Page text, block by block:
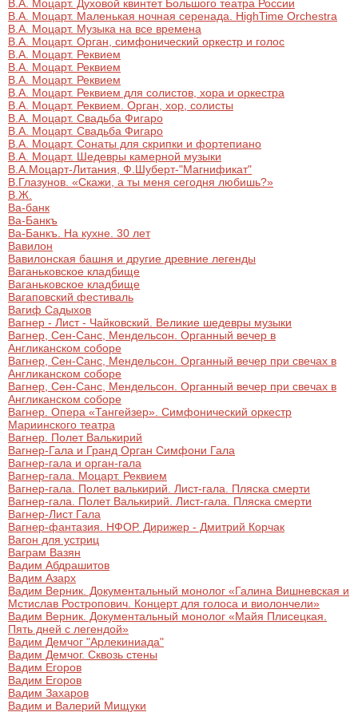
В.А. Моцарт. Духовой квинтет Большого театра России
В.А. Моцарт. Маленькая ночная серенада. HighTime Orchestra
В.А. Моцарт. Музыка на все времена
В.А. Моцарт. Орган, симфонический оркестр и голос
В.А. Моцарт. Реквием
В.А. Моцарт. Реквием
В.А. Моцарт. Реквием
В.А. Моцарт. Реквием для солистов, хора и оркестра
В.А. Моцарт. Реквием. Орган, хор, солисты
В.А. Моцарт. Свадьба Фигаро
В.А. Моцарт. Свадьба Фигаро
В.А. Моцарт. Сонаты для скрипки и фортепиано
В.А. Моцарт. Шедевры камерной музыки
В.А.Моцарт-Литания, Ф.Шуберт-"Магнификат"
В.Глазунов. «Скажи, а ты меня сегодня любишь?»
В.Ж.
Ва-банк
Ва-Банкъ
Ва-Банкъ. На кухне. 30 лет
Вавилон
Вавилонская башня и другие древние легенды
Ваганьковское кладбище
Ваганьковское кладбище
Вагаповский фестиваль
Вагиф Садыхов
Вагнер - Лист - Чайковский. Великие шедевры музыки
Вагнер, Сен-Санс, Мендельсон. Органный вечер в
Англиканском соборе
Вагнер, Сен-Санс, Мендельсон. Органный вечер при свечах в
Англиканском соборе
Вагнер, Сен-Санс, Мендельсон. Органный вечер при свечах в
Англиканском соборе
Вагнер. Опера «Тангейзер». Симфонический оркестр
Мариинского театра
Вагнер. Полет Валькирий
Вагнер-Гала и Гранд Орган Симфони Гала
Вагнер-гала и орган-гала
Вагнер-гала. Моцарт. Реквием
Вагнер-гала. Полет валькирий. Лист-гала. Пляска смерти
Вагнер-гала. Полет Валькирий. Лист-гала. Пляска смерти
Вагнер-Лист Гала
Вагнер-фантазия. НФОР. Дирижер - Дмитрий Корчак
Вагон для устриц
Ваграм Вазян
Вадим Абдрашитов
Вадим Азарх
Вадим Верник. Документальный монолог «Галина Вишневская и
Мстислав Ростропович. Концерт для голоса и виолончели»
Вадим Верник. Документальный монолог «Майя Плисецкая.
Пять дней с легендой»
Вадим Демчог "Арлекиниада"
Вадим Демчог. Сквозь стены
Вадим Егоров
Вадим Егоров
Вадим Захаров
Вадим и Валерий Мищуки